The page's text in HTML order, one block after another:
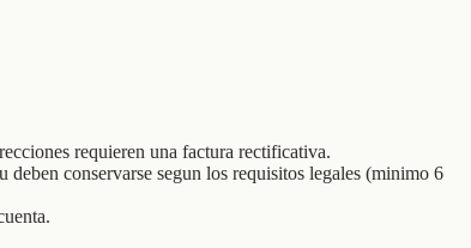
requieren una factura rectificativa.
conservarse segun los requisitos legales (minimo 6